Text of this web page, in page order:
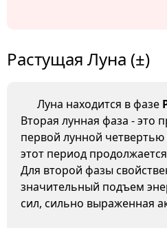
Растущая Луна (±)
Луна находится в фазе
Вторая лунная фаза - это
первой лунной
этот период
Для второй фазы
значительный подъем
сил, сильно выраженная